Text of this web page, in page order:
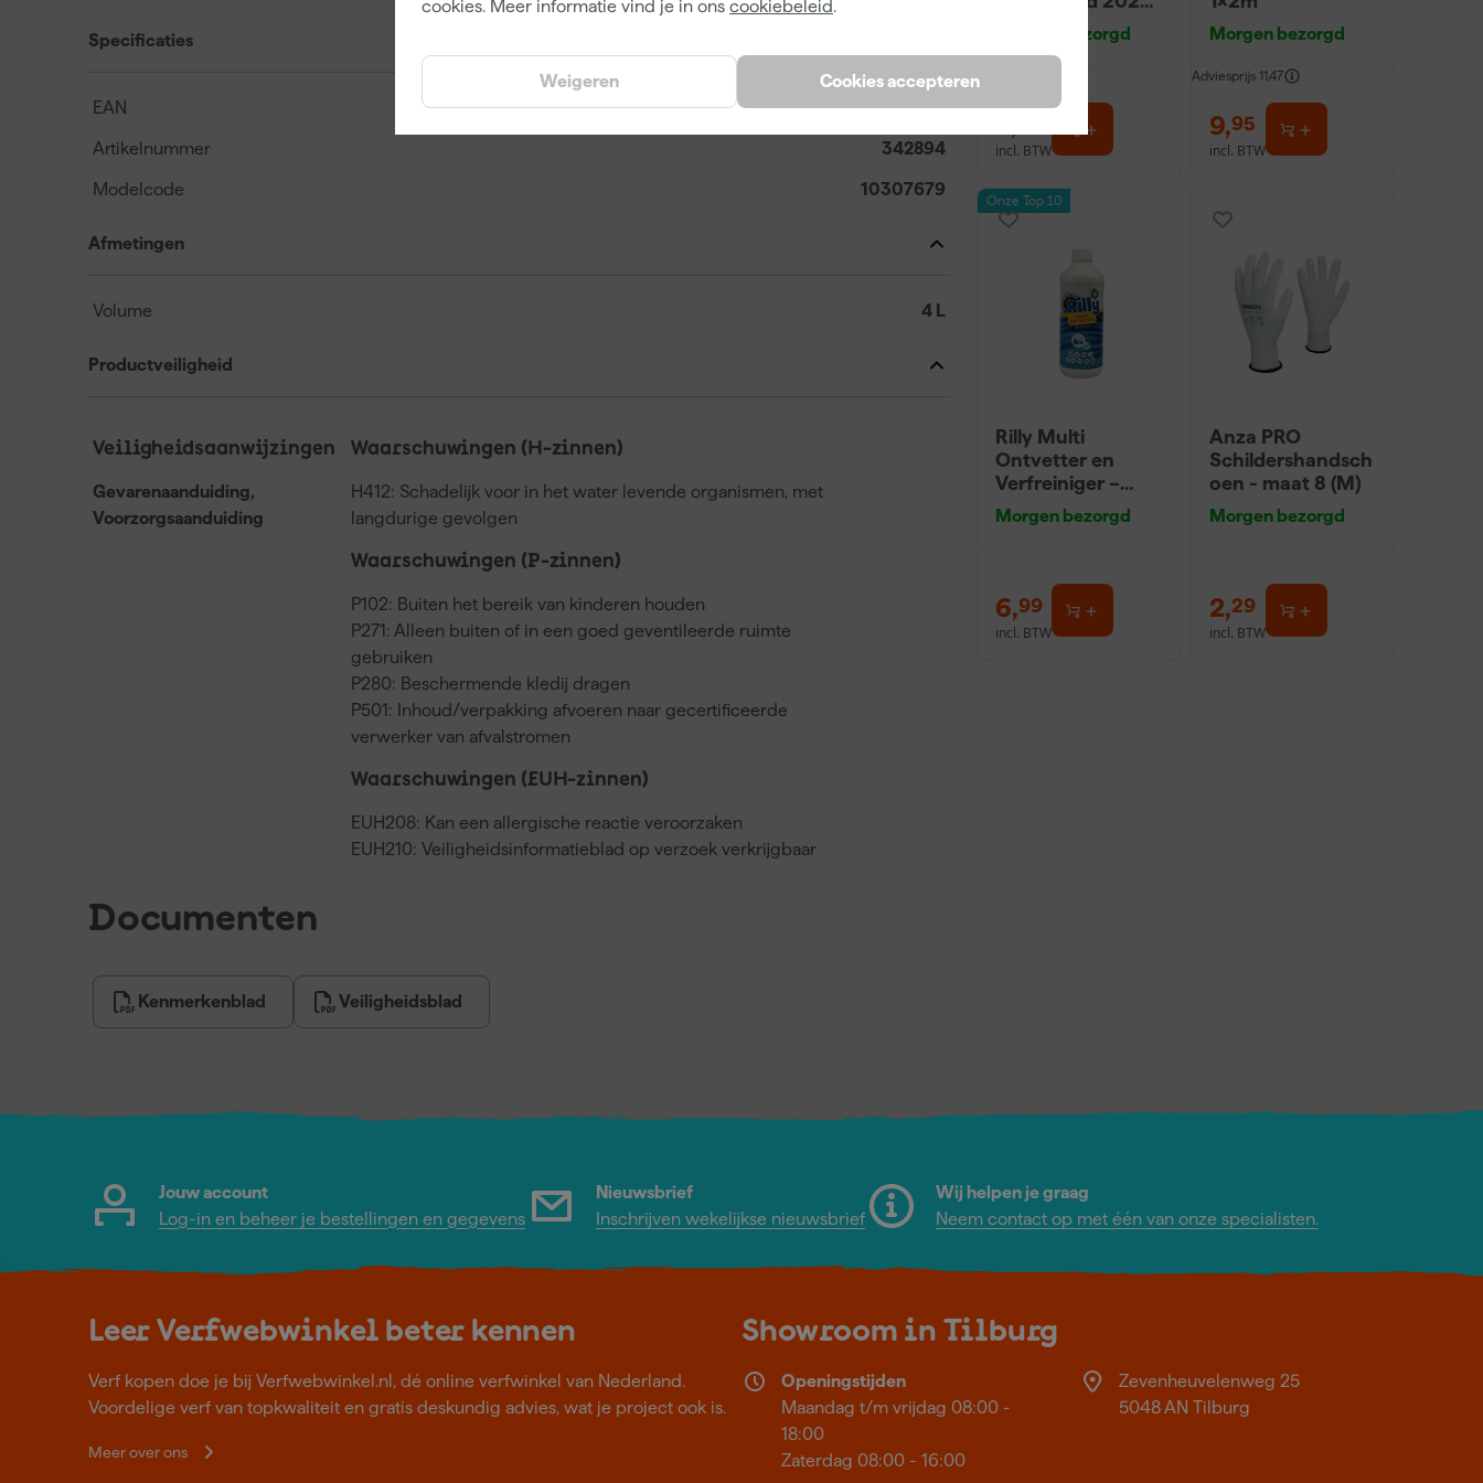
cookies. Meer informatie vind je in ons cookiebeleid.
Cookies accepteren
Weigeren
Specificaties
EAN 8711429148182
Artikelnummer 342894
Modelcode 10307679
Afmetingen
Volume 4 L
Productveiligheid
Veiligheidsaanwijzingen
Gevarenaanduiding,
Voorzorgsaanduiding
Waarschuwingen (H-zinnen)
H412: Schadelijk voor in het water levende organismen, met
langdurige gevolgen
Waarschuwingen (P-zinnen)
P102: Buiten het bereik van kinderen houden
P271: Alleen buiten of in een goed geventileerde ruimte
gebruiken
P280: Beschermende kledij dragen
P501: Inhoud/verpakking afvoeren naar gecertificeerde
verwerker van afvalstromen
Waarschuwingen (EUH-zinnen)
EUH208: Kan een allergische reactie veroorzaken
EUH210: Veiligheidsinformatieblad op verzoek verkrijgbaar
Documenten
Kenmerkenblad Veiligheidsblad
Morgen bezorgd
Adviesprijs
incl. BTW
Morgen bezorgd
Adviesprijs 11,47
9,95
incl. BTW
Onze Top 10
Rilly Multi
Ontvetter en
Verfreiniger –
0,5L
Morgen bezorgd
6,99
incl. BTW
Anza PRO
Schildershandsch
oen - maat 8 (M)
Morgen bezorgd
2,29
incl. BTW
Jouw account
Log-in en beheer je bestellingen en gegevens
Nieuwsbrief
Inschrijven wekelijkse nieuwsbrief
Wij helpen je graag
Neem contact op met één van onze specialisten.
Leer Verfwebwinkel beter kennen
Verf kopen doe je bij Verfwebwinkel.nl, dé online verfwinkel van Nederland.
Voordelige verf van topkwaliteit en gratis deskundig advies, wat je project ook is.
Meer over ons
Showroom in Tilburg
Openingstijden
Maandag t/m vrijdag 08:00 -
18:00
Zaterdag 08:00 - 16:00
Zevenheuvelenweg 25
5048 AN Tilburg